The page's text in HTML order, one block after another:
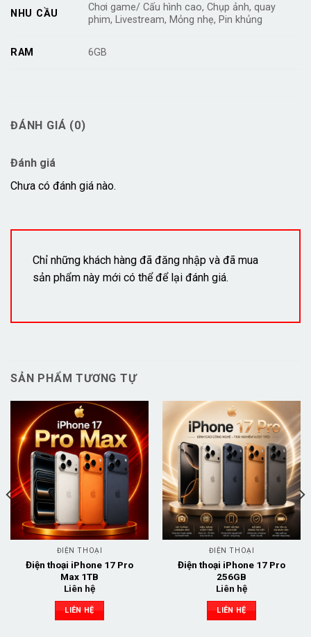
NHU CẦU
Chơi game/ Cấu hình cao, Chụp ảnh, quay
phim, Livestream, Mỏng nhẹ, Pin khủng
RAM 6GB
ĐÁNH GIÁ (0)
Đánh giá
Chưa có đánh giá nào.
Chỉ những khách hàng đã đăng nhập và đã mua
sản phẩm này mới có thể để lại đánh giá.
SẢN PHẨM TƯƠNG TỰ
ĐIỆN THOẠI
Điện thoại iPhone 17 Pro
Max 1TB
Liên hệ
LIÊN HỆ
ĐIỆN THOẠI
Điện thoại iPhone 17 Pro
256GB
Liên hệ
LIÊN HỆ